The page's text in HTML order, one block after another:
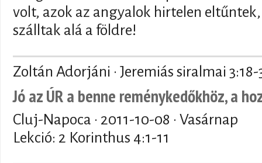
volt, azok az angyalok hirtelen
szálltak alá a földre!
Zoltán Adorjáni · Jeremiás siralmai 3:18-
Jó az ÚR a benne reménykedőkhöz, a
Cluj-Napoca · 2011-10-08 · Vasárnap
Lekció: 2 Korinthus 4:1-11